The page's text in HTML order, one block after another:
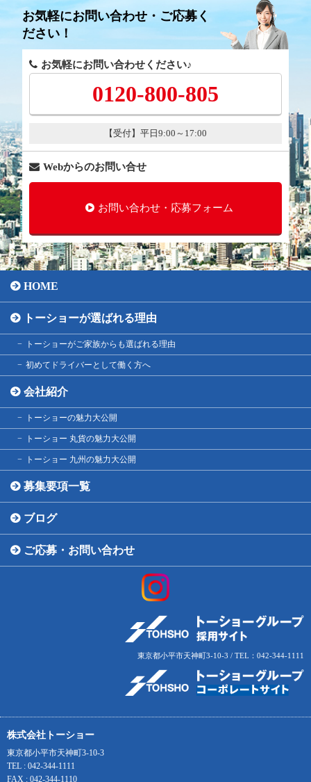
お気軽にお問い合わせ・ご応募く
ださい！
お気軽にお問い合わせください♪
0120-800-805
【受付】平日9:00～17:00
Webからのお問い合せ
お問い合わせ・応募フォーム
HOME
トーショーが選ばれる理由
トーショーがご家族からも選ばれる理由
初めてドライバーとして働く方へ
会社紹介
トーショーの魅力大公開
トーショー 丸貨の魅力大公開
トーショー 九州の魅力大公開
募集要項一覧
ブログ
ご応募・お問い合わせ
東京都小平市天神町3-10-3 / TEL：042-344-1111
株式会社トーショー
東京都小平市天神町3-10-3
TEL : 042-344-1111
FAX : 042-344-1110